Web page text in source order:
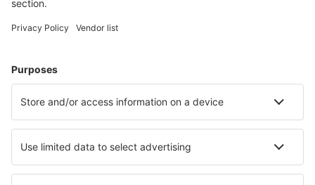
Hoteluri în Italia - Orașe populare
Hoteluri în Palermo
Hoteluri în La Spezia Hoteluri în Livorno
Hoteluri în Peschici Hoteluri în Sassari
Hoteluri în San Gimignano